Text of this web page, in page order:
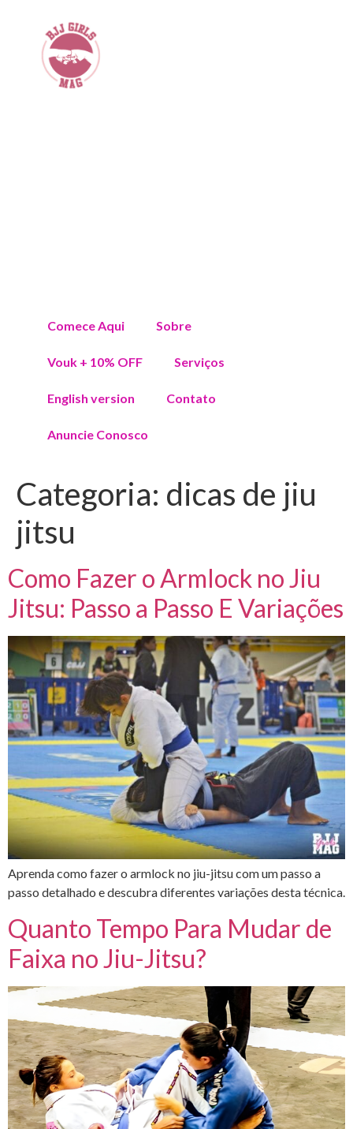
Comece Aqui Sobre
Vouk + 10% OFF Serviços
English version Contato
Anuncie Conosco
Categoria: dicas de jiu
jitsu
Como Fazer o Armlock no Jiu
Jitsu: Passo a Passo E Variações
Aprenda como fazer o armlock no jiu-jitsu com um passo a
passo detalhado e descubra diferentes variações desta técnica.
Quanto Tempo Para Mudar de
Faixa no Jiu-Jitsu?